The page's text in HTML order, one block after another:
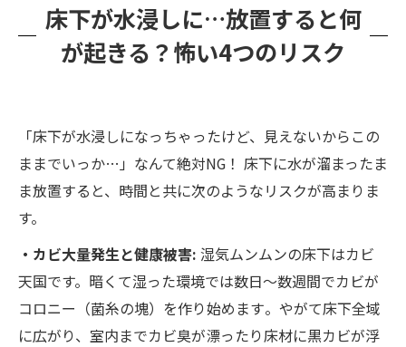
床下が水浸しに…放置すると何
が起きる？怖い4つのリスク
「床下が水浸しになっちゃったけど、見えないからこの
ままでいっか…」なんて絶対NG！ 床下に水が溜まったま
ま放置すると、時間と共に次のようなリスクが高まりま
す。
・カビ大量発生と健康被害: 湿気ムンムンの床下はカビ
天国です。暗くて湿った環境では数日～数週間でカビが
コロニー（菌糸の塊）を作り始めます​。やがて床下全域
に広がり、室内までカビ臭が漂ったり床材に黒カビが浮